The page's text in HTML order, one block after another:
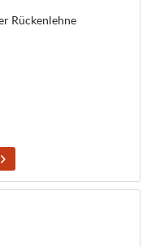
Rückenlehne